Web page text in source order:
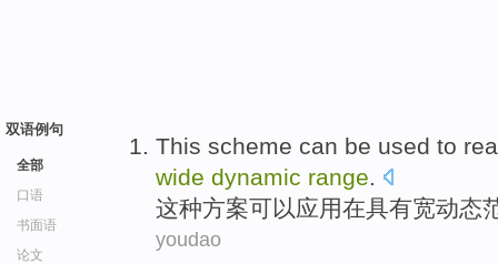
双语例句
全部
口语
书面语
论文
This scheme can be used to
wide dynamic range.
这种方案可以应用在具有宽动态
youdao